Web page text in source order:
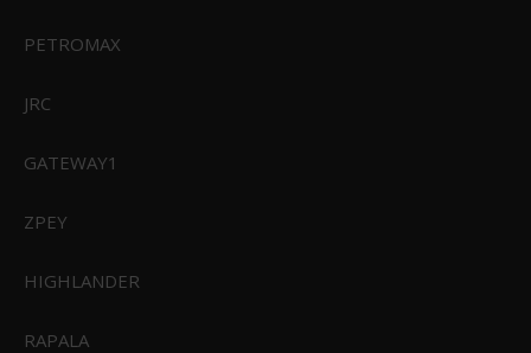
PETROMAX
JRC
GATEWAY1
ZPEY
HIGHLANDER
RAPALA